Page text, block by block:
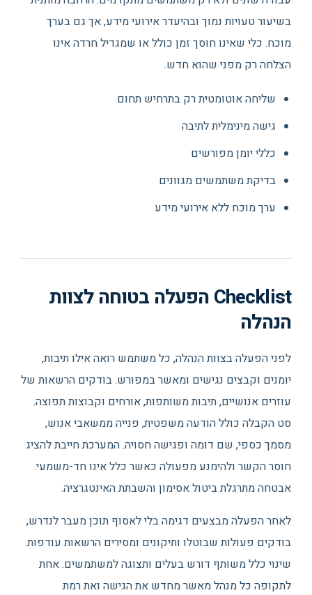
בשיעור טעויות נמוך ובהיעדר אירועי מידע, אך גם בערך
מוכח. כלי שאינו חוסך זמן כולל או שמגדיל חרדה אינו
הצלחה רק מפני שהוא חדש.
שליחה אוטומטית רק בתרחיש תחום
גישה מינימלית לתיבה
כללי יומן מפורשים
בדיקת משתמשים מגוונים
ערך מוכח ללא אירועי מידע
Checklist הפעלה בטוחה לצוות
הנהלה
לפני הפעלה בצוות הנהלה, כל משתמש רואה אילו תיבות,
יומנים וקבצים נגישים ומאשר במפורש. בודקים הרשאות של
עוזרים אנושיים, תיבות משותפות, אורחים וקבוצות תפוצה.
סט הקבלה כולל הודעה משפטית, פנייה ממשאבי אנוש,
מסמך כספי, שם דומה ופגישה חסויה. המערכת חייבת להציג
חוסר הקשר ולהימנע מפעולה כאשר כלל אינו חד-משמעי.
אבטחה מתרגלת ביטול אסימון והשבתת האינטגרציה.
לאחר הפעלה מבצעים דגימה בלי לאסוף תוכן מעבר לנדרש,
בודקים פעולות שבוטלו ותיקונים ומסירים הרשאות עודפות.
שינוי כלל משותף דורש בעלים ותצוגה למשתמשים. אחת
לתקופה כל מנהל מאשר מחדש את הגישה ואת רמת